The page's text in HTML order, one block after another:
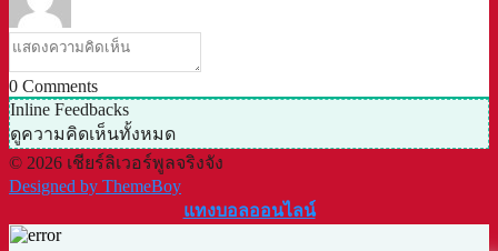
0 Comments
Inline Feedbacks
ดูความคิดเห็นทั้งหมด
© 2026 เชียร์ลิเวอร์พูลจริงจัง
Designed by ThemeBoy
แทงบอลออนไลน์